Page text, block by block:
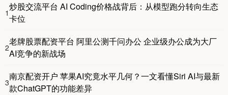
1
炒股交流平台 AI Coding价格战背后：从模型跑分转向生态
卡位
2
老牌股票配资平台 阿里公测千问办公 企业级办公成为大厂
AI竞争的新战场
3
南京配资开户 苹果AI究竟水平几何？一文看懂Siri AI与最新
款ChatGPT的功能差异